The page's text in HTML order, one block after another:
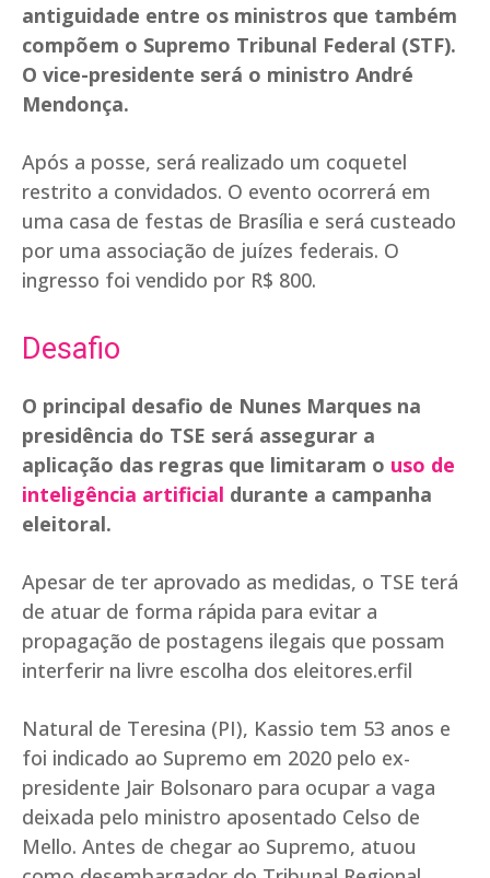
antiguidade entre os ministros que também
compõem o Supremo Tribunal Federal (STF).
O vice-presidente será o ministro André
Mendonça.
Após a posse, será realizado um coquetel
restrito a convidados. O evento ocorrerá em
uma casa de festas de Brasília e será custeado
por uma associação de juízes federais. O
ingresso foi vendido por R$ 800.
Desafio
O principal desafio de Nunes Marques na
presidência do TSE será assegurar a
aplicação das regras que limitaram o uso de
inteligência artificial durante a campanha
eleitoral.
Apesar de ter aprovado as medidas, o TSE terá
de atuar de forma rápida para evitar a
propagação de postagens ilegais que possam
interferir na livre escolha dos eleitores.erfil
Natural de Teresina (PI), Kassio tem 53 anos e
foi indicado ao Supremo em 2020 pelo ex-
presidente Jair Bolsonaro para ocupar a vaga
deixada pelo ministro aposentado Celso de
Mello. Antes de chegar ao Supremo, atuou